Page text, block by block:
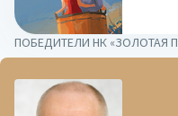
ПОБЕДИТЕЛИ НК «ЗОЛОТАЯ